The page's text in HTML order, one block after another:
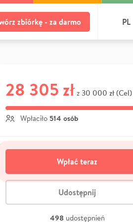
zbiórkę - za darmo PL
28 305 zł z 30 000 zł (Cel)
Wpłaciło 514 osób
Wpłać teraz
Udostępnij
498 udostępnień